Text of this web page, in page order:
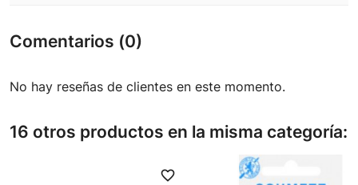
Comentarios (0)
No hay reseñas de clientes en este momento.
16 otros productos en la misma categoría:
favorite_border